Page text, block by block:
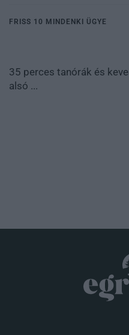
FRISS 10 MINDENKI ÜGYE
35 perces tanórák és
alsó ...